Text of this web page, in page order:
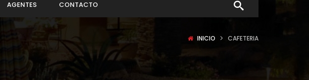
AGENTES CONTACTO
INICIO CAFETERIA